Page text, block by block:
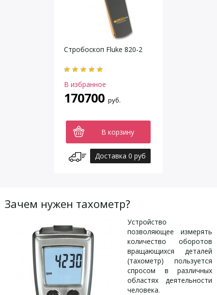
Стробоскоп Fluke 820-2
В избранное
170700 руб.
В корзину
Доставка 0 руб
Зачем нужен тахометр?
Устройство
позволяющее измерять
количество оборотов
вращающихся деталей
(тахометр) пользуется
спросом в различных
областях деятельности
человека.